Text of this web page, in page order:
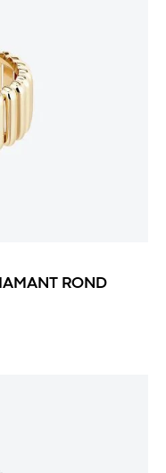
ROND